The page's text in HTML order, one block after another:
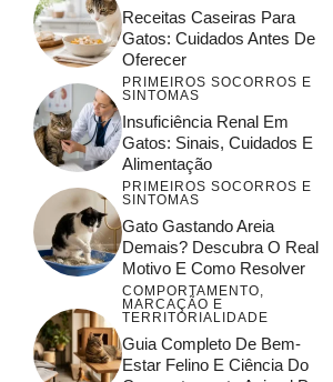
Receitas Caseiras Para
Gatos: Cuidados Antes De
Oferecer
PRIMEIROS SOCORROS E
SINTOMAS
Insuficiência Renal Em
Gatos: Sinais, Cuidados E
Alimentação
PRIMEIROS SOCORROS E
SINTOMAS
Gato Gastando Areia
Demais? Descubra O Real
Motivo E Como Resolver
COMPORTAMENTO,
MARCAÇÃO E
TERRITORIALIDADE
Guia Completo De Bem-
Estar Felino E Ciência Do